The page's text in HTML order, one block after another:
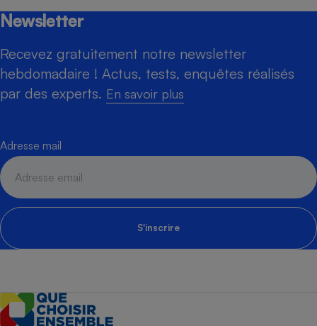
Newsletter
Recevez gratuitement notre newsletter
hebdomadaire ! Actus, tests, enquêtes réalisés
par des experts. En savoir plus
Adresse mail
S'inscrire